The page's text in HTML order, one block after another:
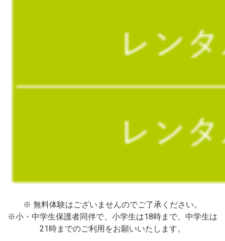
※ 無料体験はございませんのでご了承ください。
※小・中学生保護者同伴で、小学生は18時まで、中学生は
21時までのご利用をお願いいたします。